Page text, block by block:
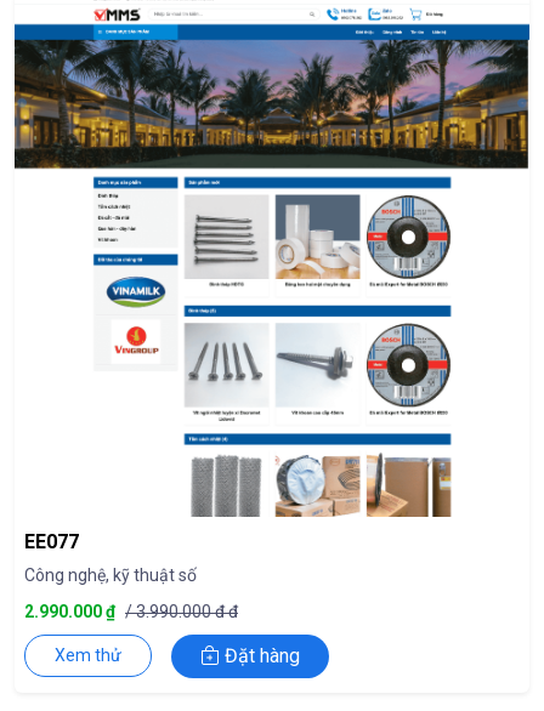
EE077
Công nghệ, kỹ thuật số
2.990.000 ₫ / 3.990.000 đ đ
Xem thử Đặt hàng